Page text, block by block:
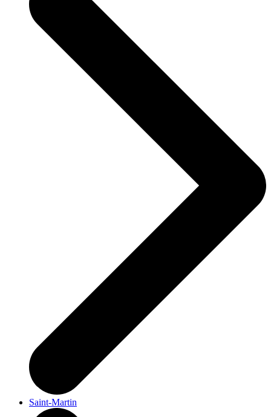
Saint-Martin